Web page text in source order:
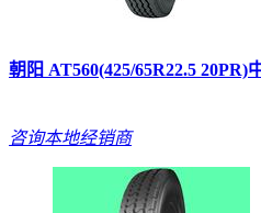
朝阳 AT560(425/65R22.5 20PR)
咨询本地经销商